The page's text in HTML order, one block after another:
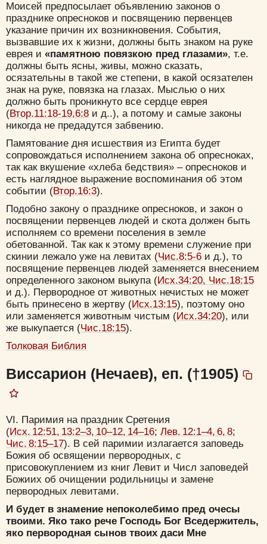
Моисей предпосылает объявлению законов о
празднике опресноков и посвящению первенцев
указание причин их возникновения. События,
вызвавшие их к жизни, должны быть знаком на руке
еврея и «памятною повязкою пред глазами», т.е.
должны быть ясны, живы, можно сказать,
осязательны в такой же степени, в какой осязателен
знак на руке, повязка на глазах. Мыслью о них
должно быть проникнуто все сердце еврея
(Втор.11:18-19,6:8 и д..), а потому и самые законы
никогда не предадутся забвению.
Памятование дня исшествия из Египта будет
сопровождаться исполнением закона об опресноках,
так как вкушение «хлеба бедствия» – опресноков и
есть наглядное выражение воспоминания об этом
событии (Втор.16:3).
Подобно закону о празднике опресноков, и закон о
посвящении первенцев людей и скота должен быть
исполняем со времени поселения в земле
обетованной. Так как к этому времени служение при
скинии лежало уже на левитах (Чис.8:5-6 и д.), то
посвящение первенцев людей заменяется внесением
определенного законом выкупа (Исх.34:20, Чис.18:15
и д.). Первородное от животных нечистых не может
быть принесено в жертву (Исх.13:15), поэтому оно
или заменяется животным чистым (Исх.34:20), или
же выкупается (Чис.18:15).
Толковая Библия
Виссарион (Нечаев), еп. (†1905)
VI. Паримия на праздник Сретения
(Исх. 12:51, 13:2–3, 10–12, 14–16; Лев. 12:1–4, 6, 8;
Чис. 8:15–17). В сей паримии излагается заповедь
Божия об освящении первородных, с
присовокуплением из книг Левит и Числ заповедей
Божиих об очищении родильницы и замене
первородных левитами.
И будет в знамение непоколебимо пред очесы
твоими. Яко тако рече Господь Бог Вседержитель,
яко первородная сынов твоих даси Мне
Вход
Регистрация
Цвет: